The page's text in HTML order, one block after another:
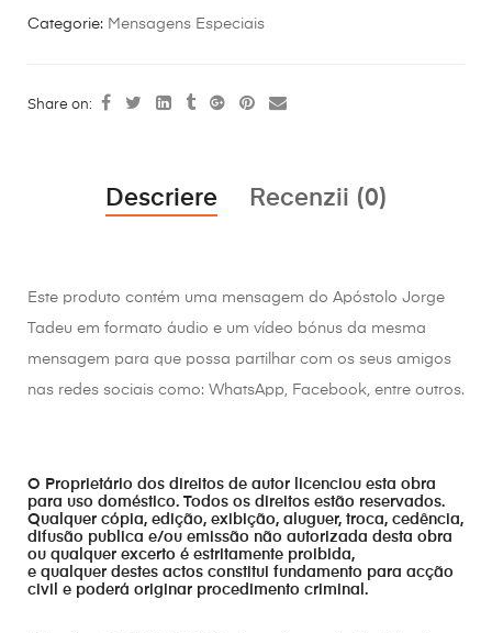
Categorie: Mensagens Especiais
Share on:
Descriere Recenzii (0)
Este produto contém uma mensagem do Apóstolo Jorge
Tadeu em formato áudio e um vídeo bónus da mesma
mensagem para que possa partilhar com os seus amigos
nas redes sociais como: WhatsApp, Facebook, entre outros.
O Proprietário dos direitos de autor licenciou esta obra
para uso doméstico. Todos os direitos estão reservados.
Qualquer cópia, edição, exibição, aluguer, troca, cedência,
difusão publica e/ou emissão não autorizada desta obra
ou qualquer excerto é estritamente proibida,
e qualquer destes actos constitui fundamento para acção
civil e poderá originar procedimento criminal.